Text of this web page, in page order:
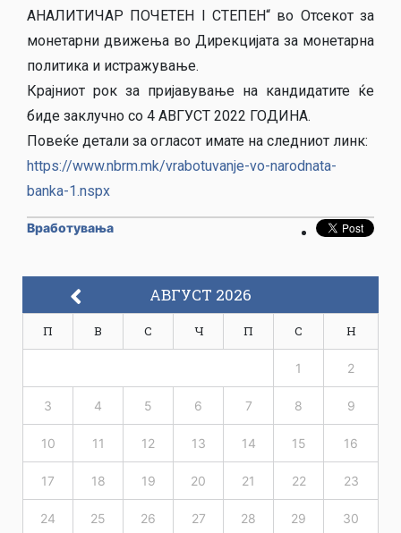
АНАЛИТИЧАР ПОЧЕТЕН I СТЕПЕН“ во Отсекот за
монетарни движења во Дирекцијата за монетарна
политика и истражување.
Крајниот рок за пријавување на кандидатите ќе
биде заклучно со 4 АВГУСТ 2022 ГОДИНА.
Повеќе детали за огласот имате на следниот линк:
https://www.nbrm.mk/vrabotuvanje-vo-narodnata-
banka-1.nspx
Вработувања
АВГУСТ 2026
П В С Ч П С Н
1 2
3 4 5 6 7 8 9
10 11 12 13 14 15 16
17 18 19 20 21 22 23
24 25 26 27 28 29 30